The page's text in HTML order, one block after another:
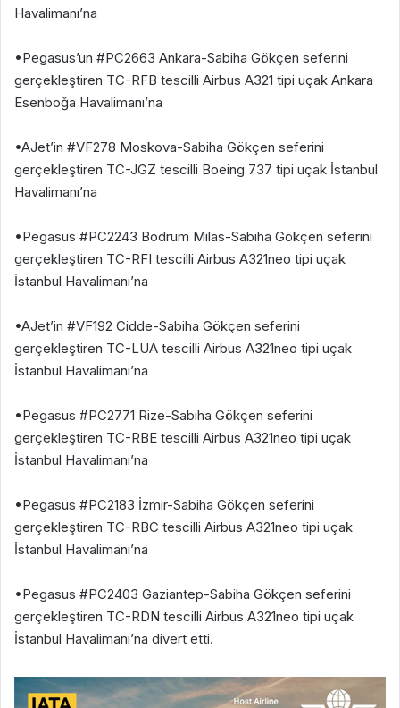
Havalimanı’na
•Pegasus’un #PC2663 Ankara-Sabiha Gökçen seferini
gerçekleştiren TC-RFB tescilli Airbus A321 tipi uçak Ankara
Esenboğa Havalimanı’na
•AJet’in #VF278 Moskova-Sabiha Gökçen seferini
gerçekleştiren TC-JGZ tescilli Boeing 737 tipi uçak İstanbul
Havalimanı’na
•Pegasus #PC2243 Bodrum Milas-Sabiha Gökçen seferini
gerçekleştiren TC-RFI tescilli Airbus A321neo tipi uçak
İstanbul Havalimanı’na
•AJet’in #VF192 Cidde-Sabiha Gökçen seferini
gerçekleştiren TC-LUA tescilli Airbus A321neo tipi uçak
İstanbul Havalimanı’na
•Pegasus #PC2771 Rize-Sabiha Gökçen seferini
gerçekleştiren TC-RBE tescilli Airbus A321neo tipi uçak
İstanbul Havalimanı’na
•Pegasus #PC2183 İzmir-Sabiha Gökçen seferini
gerçekleştiren TC-RBC tescilli Airbus A321neo tipi uçak
İstanbul Havalimanı’na
•Pegasus #PC2403 Gaziantep-Sabiha Gökçen seferini
gerçekleştiren TC-RDN tescilli Airbus A321neo tipi uçak
İstanbul Havalimanı’na divert etti.